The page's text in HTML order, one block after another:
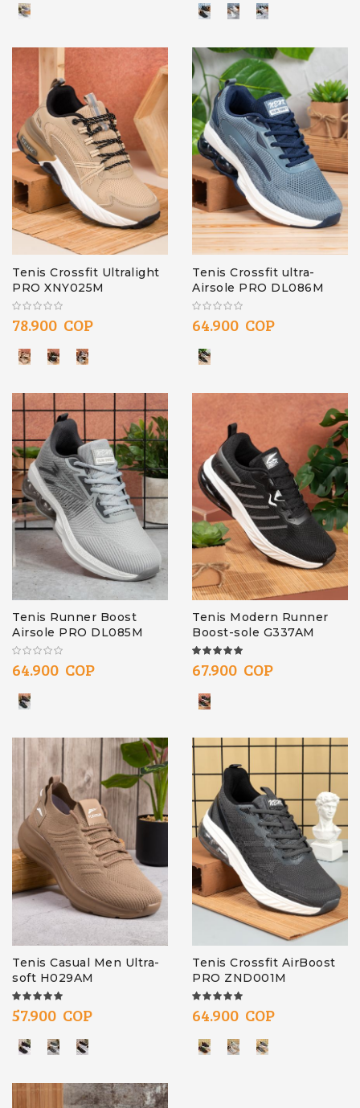
Tenis Crossfit Ultralight
PRO XNY025M
78.900 COP
Tenis Crossfit ultra-
Airsole PRO DL086M
64.900 COP
Tenis Runner Boost
Airsole PRO DL085M
64.900 COP
Tenis Modern Runner
Boost-sole G337AM
100%
67.900 COP
Tenis Casual Men Ultra-
soft H029AM
100%
57.900 COP
Tenis Crossfit AirBoost
PRO ZND001M
100%
64.900 COP